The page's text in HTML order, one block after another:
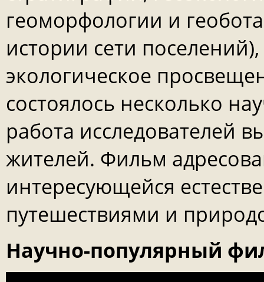
геоморфологии и
истории сети
экологическое
состоялось несколько
работа исследователей
жителей. Фильм
интересующейся
путешествиями и
Научно-популярный